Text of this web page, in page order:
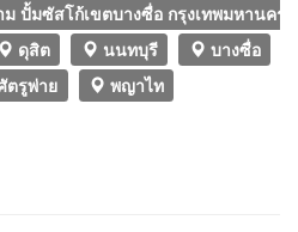
ปั้มซัสโก้เขตบางซื่อ กรุงเทพมหานคร
ดุสิต นนทบุรี
บางซื่อ
ตรูพ่าย
พญาไท